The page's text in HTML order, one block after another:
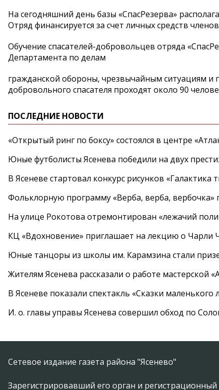
На сегодняшний день базы «СпасРезерва»
Отряд финансируется за счет личных средств
Обучение спасателей-добровольцев отряда
Департамента по делам
гражданской обороны, чрезвычайным ситуациям и
добровольного спасателя проходят около 90
ПОСЛЕДНИЕ НОВОСТИ
«Открытый ринг по боксу» состоялся в центре
Юные футболисты Ясенева победили на двух
В Ясеневе стартовал конкурс рисунков «Галактика
Фольклорную программу «Верба, верба, вербочка»
На улице Рокотова отремонтирован «лежачий
КЦ «Вдохновение» приглашает на лекцию о Чарли
Юные танцоры из школы им. Карамзина стали
Жителям Ясенева рассказали о работе мастерской
В Ясеневе показали спектакль «Сказки маленького
И. о. главы управы Ясенева совершил обход по
Сетевое издание газета района "Ясенево"
Зарегистрировавший его орган и